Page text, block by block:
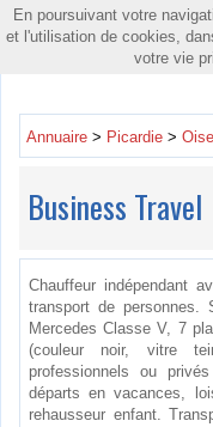
Annuaire > Picardie >
Business Travel
Chauffeur indépendant
transport de personnes.
Mercedes Classe V, 7
(couleur noir, vitre
professionnels ou
départs en vacances,
rehausseur enfant.
En poursuivant votre
et l'utilisation de cookies,
votre vie